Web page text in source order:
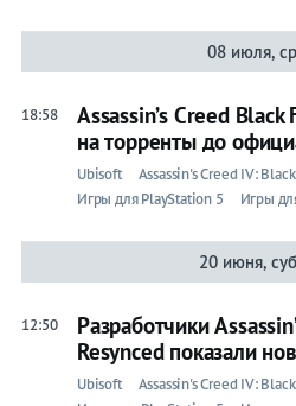
08 июля,
18:58
Assassin’s Creed
на торренты до
Ubisoft Assassin's Creed IV:
Игры для PlayStation 5
Игры
20 июня,
12:50
Разработчики
Resynced показали
Ubisoft Assassin's Creed IV: